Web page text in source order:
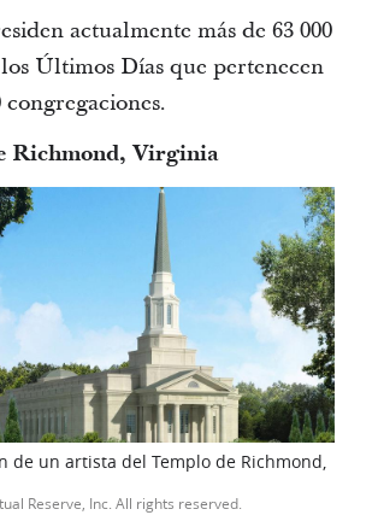
actualmente más de 63 000
Últimos Días que pertenecen
congregaciones.
Richmond, Virginia
de un artista del Templo de Richmond,
Reserve, Inc. All rights reserved.